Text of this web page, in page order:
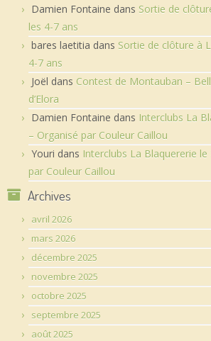
Damien Fontaine dans Sortie de
les 4-7 ans
bares laetitia dans Sortie de clôture à
4-7 ans
Joël dans Contest de Montauban –
d’Elora
Damien Fontaine dans Interclubs La
– Organisé par Couleur Caillou
Youri dans Interclubs La Blaquererie
par Couleur Caillou
Archives
avril 2026
mars 2026
décembre 2025
novembre 2025
octobre 2025
septembre 2025
août 2025